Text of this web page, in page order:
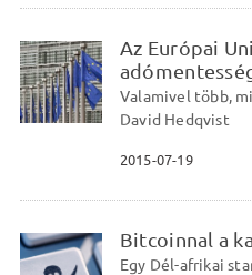
Az Európai
Valamivel több,
David Hedqvist
2015-07-19
Bitcoinnal a
Egy Dél-afrikai